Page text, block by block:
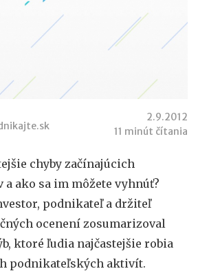
2.9.2012
11 minút čítania
chyby začínajúcich
ako sa im môžete vyhnúť?
podnikateľ a držiteľ
ocenení zosumarizoval
ktoré ľudia najčastejšie robia
podnikateľských aktivít.